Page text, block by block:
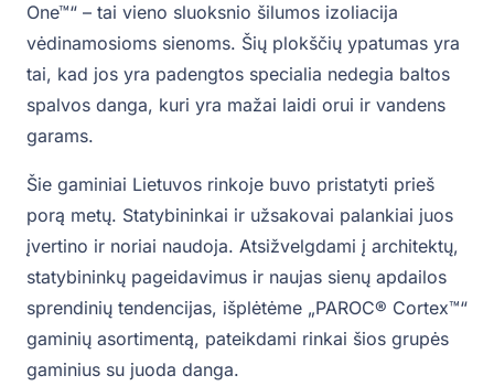
One™“ – tai vieno sluoksnio šilumos izoliacija
vėdinamosioms sienoms. Šių plokščių ypatumas yra
tai, kad jos yra padengtos specialia nedegia baltos
spalvos danga, kuri yra mažai laidi orui ir vandens
garams.
Šie gaminiai Lietuvos rinkoje buvo pristatyti prieš
porą metų. Statybininkai ir užsakovai palankiai juos
įvertino ir noriai naudoja. Atsižvelgdami į architektų,
statybininkų pageidavimus ir naujas sienų apdailos
sprendinių tendencijas, išplėtėme „PAROC® Cortex™“
gaminių asortimentą, pateikdami rinkai šios grupės
gaminius su juoda danga.